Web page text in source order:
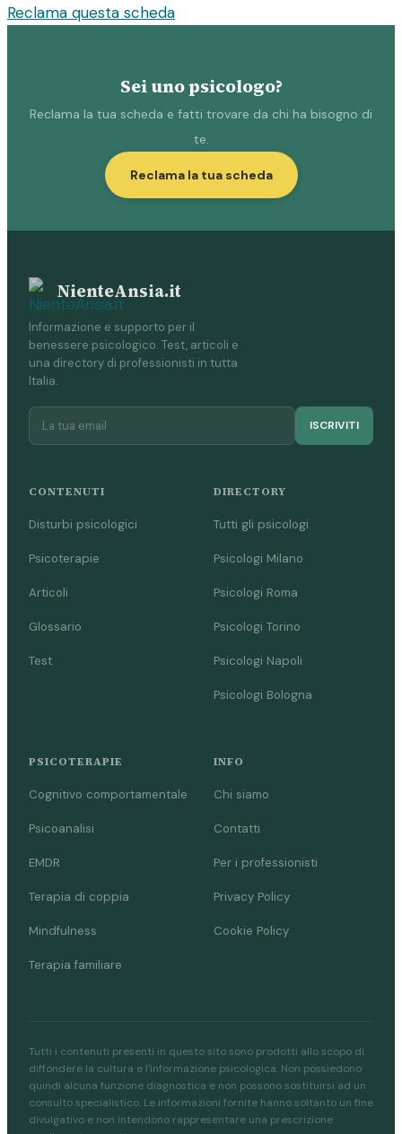
Reclama questa scheda
Sei uno psicologo?
Reclama la tua scheda e fatti trovare da chi ha bisogno di
te.
Reclama la tua scheda
NienteAnsia.it
Informazione e supporto per il
benessere psicologico. Test, articoli e
una directory di professionisti in tutta
Italia.
ISCRIVITI
CONTENUTI
Disturbi psicologici
Psicoterapie
Articoli
Glossario
Test
DIRECTORY
Tutti gli psicologi
Psicologi Milano
Psicologi Roma
Psicologi Torino
Psicologi Napoli
Psicologi Bologna
PSICOTERAPIE
Cognitivo comportamentale
Psicoanalisi
EMDR
Terapia di coppia
Mindfulness
Terapia familiare
INFO
Chi siamo
Contatti
Per i professionisti
Privacy Policy
Cookie Policy
Tutti i contenuti presenti in questo sito sono prodotti allo scopo di
diffondere la cultura e l'informazione psicologica. Non possiedono
quindi alcuna funzione diagnostica e non possono sostituirsi ad un
consulto specialistico. Le informazioni fornite hanno soltanto un fine
divulgativo e non intendono rappresentare una prescrizione